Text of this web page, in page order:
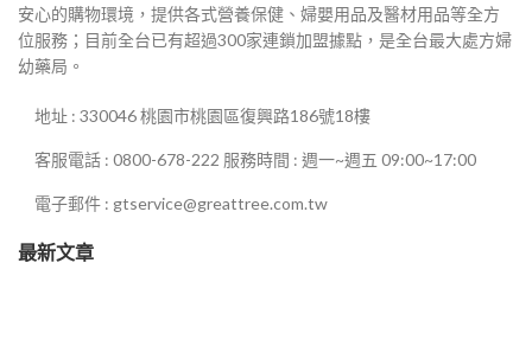
安心的購物環境，提供各式營養保健、婦嬰用品及醫材用品等全方
位服務；目前全台已有超過300家連鎖加盟據點，是全台最大處方婦
幼藥局。
地址 : 330046 桃園市桃園區復興路186號18樓
客服電話 : 0800-678-222 服務時間 : 週一~週五 09:00~17:00
電子郵件 : gtservice@greattree.com.tw
最新文章